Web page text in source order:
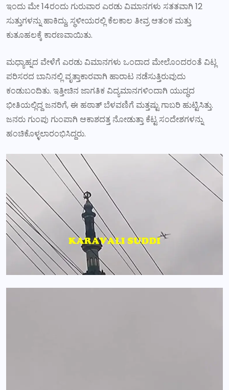
ಇಂದು ಮೇ 14ರಂದು ಗುರುವಾರ ಎರಡು ವಿಮಾನಗಳು ಸತತವಾಗಿ 12
ಸುತ್ತುಗಳನ್ನು ಹಾಕಿದ್ದು, ಸ್ಥಳೀಯರಲ್ಲಿ ಕೆಲಕಾಲ ತೀವ್ರ ಆತಂಕ ಮತ್ತು
ಕುತೂಹಲಕ್ಕೆ ಕಾರಣವಾಯಿತು.
ಮಧ್ಯಾಹ್ನದ ವೇಳೆಗೆ ಎರಡು ವಿಮಾನಗಳು ಒಂದಾದ ಮೇಲೊಂದರಂತೆ ವಿಟ್ಲ
ಪರಿಸರದ ಬಾನಿನಲ್ಲಿ ವೃತ್ತಾಕಾರವಾಗಿ ಹಾರಾಟ ನಡೆಸುತ್ತಿರುವುದು
ಕಂಡುಬಂದಿತು. ಇತ್ತೀಚಿನ ಜಾಗತಿಕ ವಿದ್ಯಮಾನಗಳಿಂದಾಗಿ ಯುದ್ಧದ
ಭೀತಿಯಲ್ಲಿದ್ದ ಜನರಿಗೆ, ಈ ಹಠಾತ್ ಬೆಳವಣಿಗೆ ಮತ್ತಷ್ಟು ಗಾಬರಿ ಹುಟ್ಟಿಸಿತ್ತು.
ಜನರು ಗುಂಪು ಗುಂಪಾಗಿ ಆಕಾಶದತ್ತ ನೋಡುತ್ತಾ ಕೆಟ್ಟ ಸಂದೇಶಗಳನ್ನು
ಹಂಚಿಕೊಳ್ಳಲಾರಂಭಿಸಿದ್ದರು.